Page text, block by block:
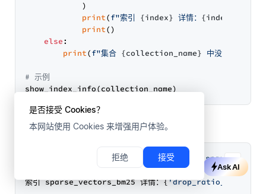
是否接受 Cookies？
本网站使用 Cookies 来增强用户体验。
拒绝 接受
            )
print(f"索引 {index} 详情：
print()
else:
print(f"集合 {collection_name} 中没有创建索引
# 示例
如果创建成功，你会看到下面的输出：
'sparse_vectors_bm25'
索引 sparse_vectors_bm25 详情：{'drop_ratio_build'
Ask AI